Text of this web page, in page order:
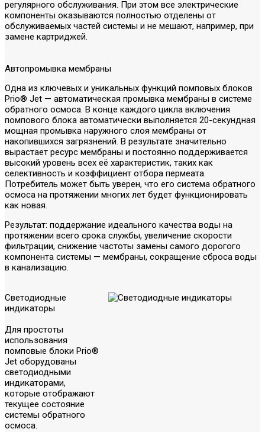
регулярного обслуживания. При этом все электрические
компоненты оказываются полностью отделены от
обслуживаемых частей системы и не мешают, например, при
замене картриджей.
Автопромывка мембраны
Одна из ключевых и уникальных функций помповых блоков
Prio® Jet — автоматическая промывка мембраны в системе
обратного осмоса. В конце каждого цикла включения
помпового блока автоматически выполняется 20-секундная
мощная промывка наружного слоя мембраны от
накопившихся загрязнений. В результате значительно
вырастает ресурс мембраны и постоянно поддерживается
высокий уровень всех её характеристик, таких как
селективность и коэффициент отбора пермеата.
Потребитель может быть уверен, что его система обратного
осмоса на протяжении многих лет будет функционировать
как новая.
Результат: поддержание идеального качества воды на
протяжении всего срока службы, увеличение скорости
фильтрации, снижение частоты замены самого дорогого
компонента системы — мембраны, сокращение сброса воды
в канализацию.
Светодиодные
индикаторы
Для простоты
использования
помповые блоки Prio®
Jet оборудованы
светодиодными
индикаторами,
которые отображают
текущее состояние
системы обратного
осмоса.